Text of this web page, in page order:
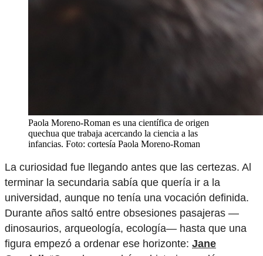
Paola Moreno-Roman es una científica de origen
quechua que trabaja acercando la ciencia a las
infancias. Foto: cortesía Paola Moreno-Roman
La curiosidad fue llegando antes que las certezas. Al
terminar la secundaria sabía que quería ir a la
universidad, aunque no tenía una vocación definida.
Durante años saltó entre obsesiones pasajeras —
dinosaurios, arqueología, ecología— hasta que una
figura empezó a ordenar ese horizonte: Jane